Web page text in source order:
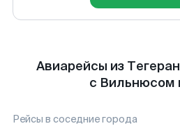
Авиарейсы из
с Вильнюсом
Рейсы в соседние города